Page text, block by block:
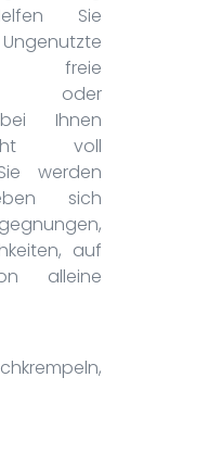
Sie
freie
oder
Ihnen
voll
werden
sich
auf
alleine